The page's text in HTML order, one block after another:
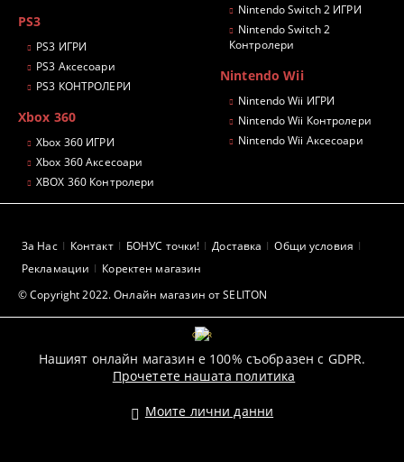
PS3
PS3 ИГРИ
PS3 Аксесоари
PS3 КОНТРОЛЕРИ
Xbox 360
Xbox 360 ИГРИ
Xbox 360 Аксесоари
XBOX 360 Контролери
Nintendo Switch 2 ИГРИ
Nintendo Switch 2
Контролери
Nintendo Wii
Nintendo Wii ИГРИ
Nintendo Wii Контролери
Nintendo Wii Аксесоари
© Copyright 2022. Онлайн магазин от SELITON
За Нас Контакт БОНУС точки! Доставка
Общи условия
Рекламации
Коректен магазин
GDPR
Нашият онлайн магазин е 100% съобразен с GDPR.
Прочетете нашата политика
Моите лични данни